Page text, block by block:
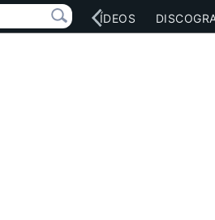
MÚSICA VÍDEOS